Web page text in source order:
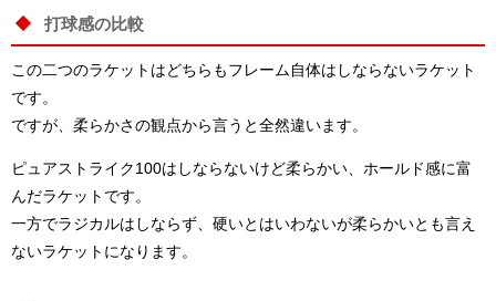
打球感の比較
この二つのラケットはどちらもフレーム自体はしならないラケット
です。
ですが、柔らかさの観点から言うと全然違います。
ピュアストライク100はしならないけど柔らかい、ホールド感に富
んだラケットです。
一方でラジカルはしならず、硬いとはいわないが柔らかいとも言え
ないラケットになります。